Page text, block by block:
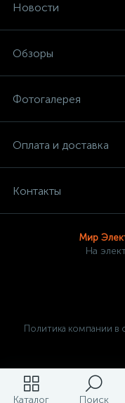
Каталог Поиск
Новости
Обзоры
Фотогалерея
Оплата и доставка
Контакты
Мир
На
Политика компании